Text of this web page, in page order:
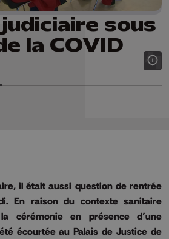
sous
la COVID
FaceBook
sur LinkedIn
sur Whatsapp
il était aussi question de rentrée
En raison du contexte sanitaire
cérémonie en présence d’une
écourtée au Palais de Justice de